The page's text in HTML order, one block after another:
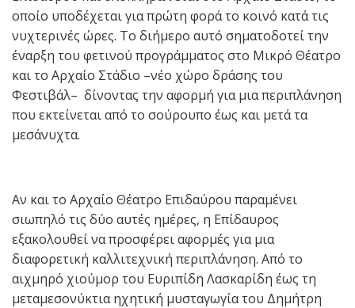
οποίο υποδέχεται για πρώτη φορά το κοινό κατά τις
νυχτερινές ώρες. Το διήμερο αυτό σηματοδοτεί την
έναρξη του φετινού προγράμματος στο Μικρό Θέατρο
και το Αρχαίο Στάδιο –νέο χώρο δράσης του
Φεστιβάλ– δίνοντας την αφορμή για μια περιπλάνηση
που εκτείνεται από το σούρουπο έως και μετά τα
μεσάνυχτα.
Αν και το Αρχαίο Θέατρο Επιδαύρου παραμένει
σιωπηλό τις δύο αυτές ημέρες, η Επίδαυρος
εξακολουθεί να προσφέρει αφορμές για μια
διαφορετική καλλιτεχνική περιπλάνηση. Από το
αιχμηρό χιούμορ του Ευριπίδη Λασκαρίδη έως τη
μεταμεσονύκτια ηχητική μυσταγωγία του Δημήτρη